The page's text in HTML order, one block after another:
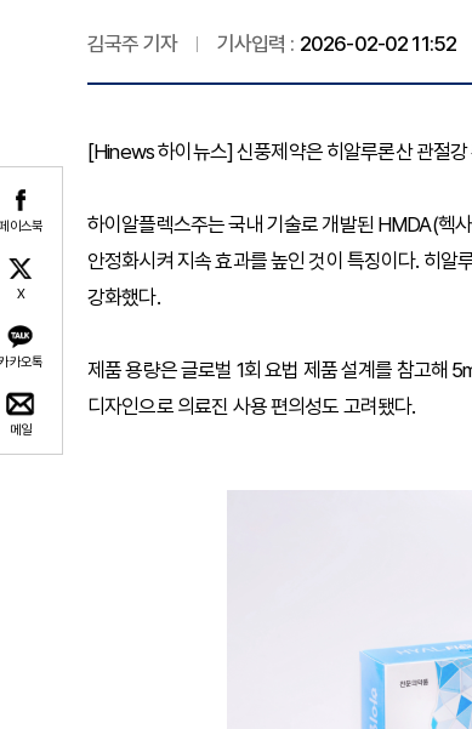
이스북
X
카오톡
메일
김국주 기자 기사입력 : 2026-02-02 11:52
[Hinews 하이뉴스] 신풍제약은 히알루론산 관절강
하이알플렉스주는 국내 기술로 개발된 HMDA(헥
안정화시켜 지속 효과를 높인 것이 특징이다. 히알
강화했다.
제품 용량은 글로벌 1회 요법 제품 설계를 참고해
디자인으로 의료진 사용 편의성도 고려됐다.